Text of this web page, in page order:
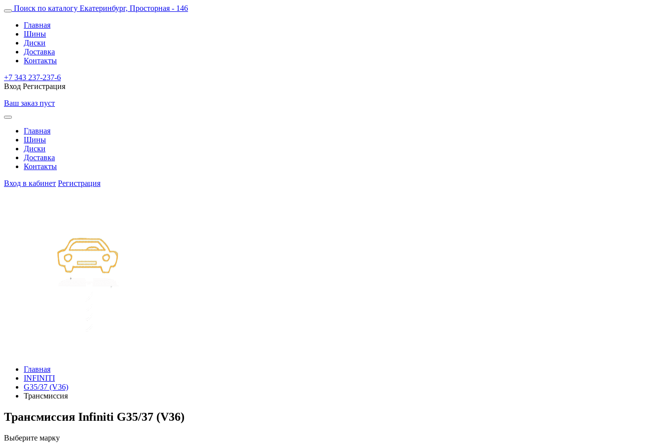
Поиск по каталогу Екатеринбург, Просторная - 146
Главная
Шины
Диски
Доставка
Контакты
+7 343 237-237-6
Вход Регистрация
Ваш заказ пуст
Главная
Шины
Диски
Доставка
Контакты
Вход в кабинет Регистрация
Главная
INFINITI
G35/37 (V36)
Трансмиссия
Трансмиссия Infiniti G35/37 (V36)
Выберите марку